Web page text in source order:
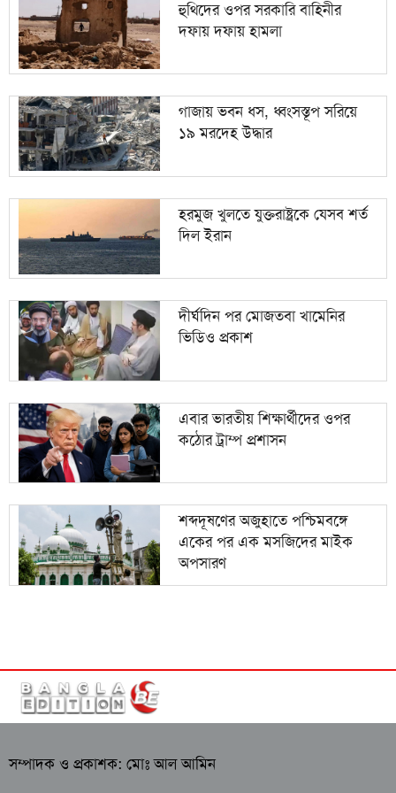
হুথিদের ওপর সরকারি বাহিনীর
দফায় দফায় হামলা
গাজায় ভবন ধস, ধ্বংসস্তূপ সরিয়ে
১৯ মরদেহ উদ্ধার
হরমুজ খুলতে যুক্তরাষ্ট্রকে যেসব শর্ত
দিল ইরান
দীর্ঘদিন পর মোজতবা খামেনির
ভিডিও প্রকাশ
এবার ভারতীয় শিক্ষার্থীদের ওপর
কঠোর ট্রাম্প প্রশাসন
শব্দদূষণের অজুহাতে পশ্চিমবঙ্গে
একের পর এক মসজিদের মাইক
অপসারণ
সম্পাদক ও প্রকাশক: মোঃ আল আমিন